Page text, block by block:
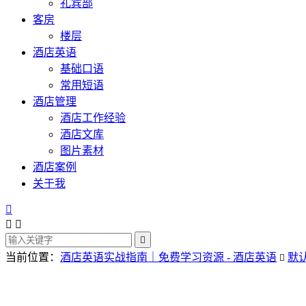
礼宾部
客房
楼层
酒店英语
基础口语
常用短语
酒店管理
酒店工作经验
酒店文库
图片素材
酒店案例
关于我

 

当前位置： 酒店英语实战指南｜免费学习资源 - 酒店英语  默